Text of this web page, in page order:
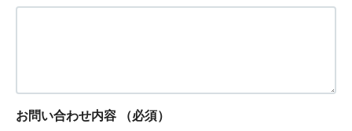
お問い合わせ内容 （必須）